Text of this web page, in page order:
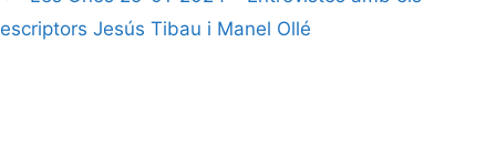
escriptors Jesús Tibau i Manel Ollé